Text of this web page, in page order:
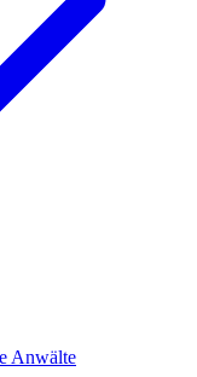
Anwälte